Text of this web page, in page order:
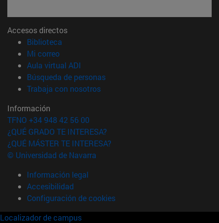
Accesos directos
Biblioteca
Mi correo(abre en nueva ventana)
Aula virtual ADI
Búsqueda de personas(abre en nueva ventana)
Trabaja con nosotros(abre en nueva ventana)
Información
TFNO +34 948 42 56 00
¿QUÉ GRADO TE INTERESA?
¿QUÉ MÁSTER TE INTERESA?
© Universidad de Navarra
Información legal
Accesibilidad
Configuración de cookies
Localizador de campus